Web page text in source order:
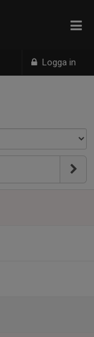
Logga in